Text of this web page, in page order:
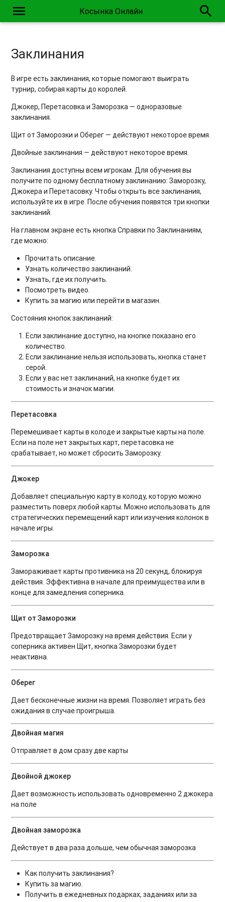
menu Косынка Онлайн search
Заклинания
В игре есть заклинания, которые помогают выиграть
турнир, собирая карты до королей.
Джокер, Перетасовка и Заморозка — одноразовые
заклинания.
Щит от Заморозки и Оберег — действуют некоторое время.
Двойные заклинания — действуют некоторое время.
Заклинания доступны всем игрокам. Для обучения вы
получите по одному бесплатному заклинанию: Заморозку,
Джокера и Перетасовку. Чтобы открыть все заклинания,
используйте их в игре. После обучения появятся три кнопки
заклинаний.
На главном экране есть кнопка Справки по Заклинаниям,
где можно:
Прочитать описание.
Узнать количество заклинаний.
Узнать, где их получить.
Посмотреть видео.
Купить за магию или перейти в магазин.
Состояния кнопок заклинаний:
Если заклинание доступно, на кнопке показано его
количество.
Если заклинание нельзя использовать, кнопка станет
серой.
Если у вас нет заклинаний, на кнопке будет их
стоимость и значок магии.
Перетасовка
Перемешивает карты в колоде и закрытые карты на поле.
Если на поле нет закрытых карт, перетасовка не
срабатывает, но может сбросить Заморозку.
Джокер
Добавляет специальную карту в колоду, которую можно
разместить поверх любой карты. Можно использовать для
стратегических перемещений карт или изучения колонок в
начале игры.
Заморозка
Замораживает карты противника на 20 секунд, блокируя
действия. Эффективна в начале для преимущества или в
конце для замедления соперника.
Щит от Заморозки
Предотвращает Заморозку на время действия. Если у
соперника активен Щит, кнопка Заморозки будет
неактивна.
Оберег
Дает бесконечные жизни на время. Позволяет играть без
ожидания в случае проигрыша.
Двойная магия
Отправляет в дом сразу две карты
Двойной джокер
Дает возможность использовать одновременно 2 джокера
на поле
Двойная заморозка
Действует в два раза дольше, чем обычная заморозка
Как получить заклинания?
Купить за магию.
Получить в ежедневных подарках, заданиях или за